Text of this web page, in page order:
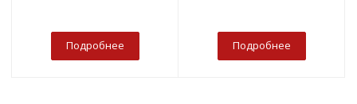
Подробнее Подробнее